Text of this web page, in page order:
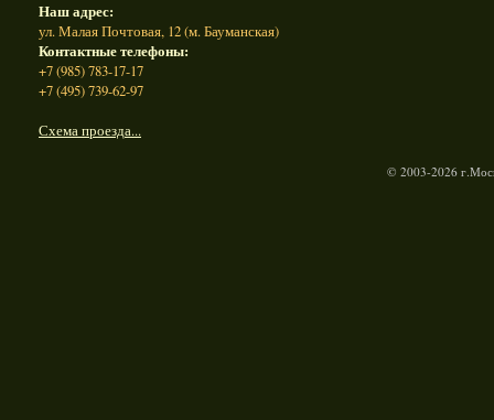
Наш адрес:
ул. Малая Почтовая, 12 (м. Бауманская)
Контактные телефоны:
+7 (985) 783-17-17
+7 (495) 739-62-97
Схема проезда...
© 2003-2026